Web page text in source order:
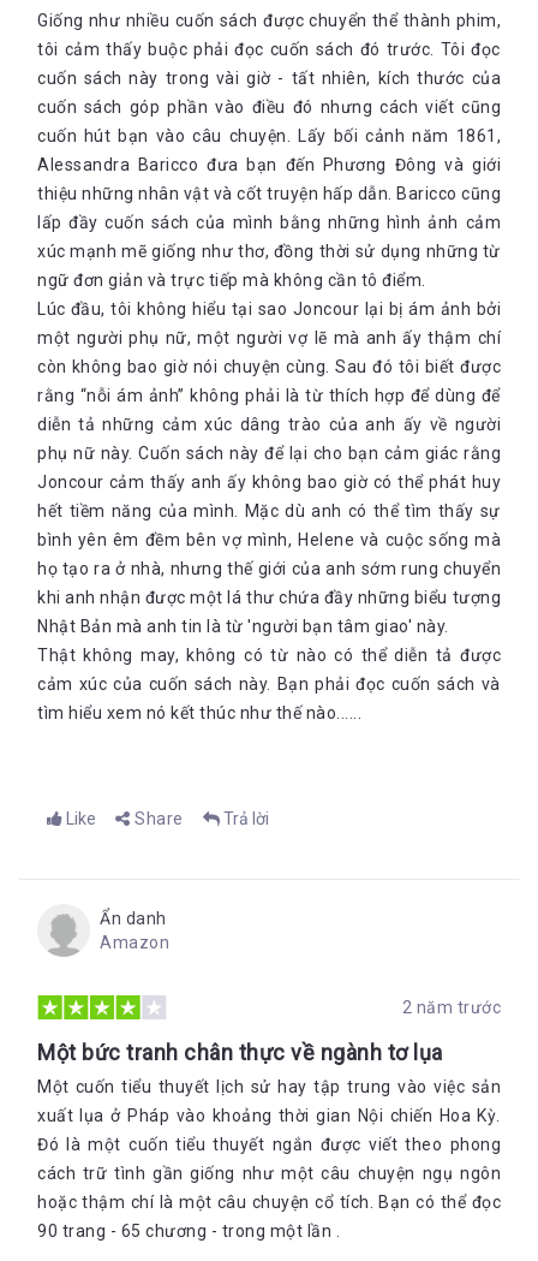
Giống như nhiều cuốn sách được chuyển thể thành phim,
tôi cảm thấy buộc phải đọc cuốn sách đó trước. Tôi đọc
cuốn sách này trong vài giờ - tất nhiên, kích thước của
cuốn sách góp phần vào điều đó nhưng cách viết cũng
cuốn hút bạn vào câu chuyện. Lấy bối cảnh năm 1861,
Alessandra Baricco đưa bạn đến Phương Đông và giới
thiệu những nhân vật và cốt truyện hấp dẫn. Baricco cũng
lấp đầy cuốn sách của mình bằng những hình ảnh cảm
xúc mạnh mẽ giống như thơ, đồng thời sử dụng những từ
ngữ đơn giản và trực tiếp mà không cần tô điểm.
Lúc đầu, tôi không hiểu tại sao Joncour lại bị ám ảnh bởi
một người phụ nữ, một người vợ lẽ mà anh ấy thậm chí
còn không bao giờ nói chuyện cùng. Sau đó tôi biết được
rằng “nỗi ám ảnh” không phải là từ thích hợp để dùng để
diễn tả những cảm xúc dâng trào của anh ấy về người
phụ nữ này. Cuốn sách này để lại cho bạn cảm giác rằng
Joncour cảm thấy anh ấy không bao giờ có thể phát huy
hết tiềm năng của mình. Mặc dù anh có thể tìm thấy sự
bình yên êm đềm bên vợ mình, Helene và cuộc sống mà
họ tạo ra ở nhà, nhưng thế giới của anh sớm rung chuyển
khi anh nhận được một lá thư chứa đầy những biểu tượng
Nhật Bản mà anh tin là từ 'người bạn tâm giao' này.
Thật không may, không có từ nào có thể diễn tả được
cảm xúc của cuốn sách này. Bạn phải đọc cuốn sách và
tìm hiểu xem nó kết thúc như thế nào......
Like Share Trả lời
Ẩn danh
Amazon
2 năm trước
Một bức tranh chân thực về ngành tơ lụa
Một cuốn tiểu thuyết lịch sử hay tập trung vào việc sản
xuất lụa ở Pháp vào khoảng thời gian Nội chiến Hoa Kỳ.
Đó là một cuốn tiểu thuyết ngắn được viết theo phong
cách trữ tình gần giống như một câu chuyện ngụ ngôn
hoặc thậm chí là một câu chuyện cổ tích. Bạn có thể đọc
90 trang - 65 chương - trong một lần .